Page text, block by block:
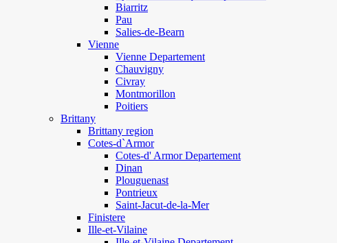
Biarritz
Pau
Salies-de-Bearn
Vienne
Vienne Departement
Chauvigny
Civray
Montmorillon
Poitiers
Brittany
Brittany region
Cotes-d`Armor
Cotes-d' Armor Departement
Dinan
Plouguenast
Pontrieux
Saint-Jacut-de-la-Mer
Finistere
Ille-et-Vilaine